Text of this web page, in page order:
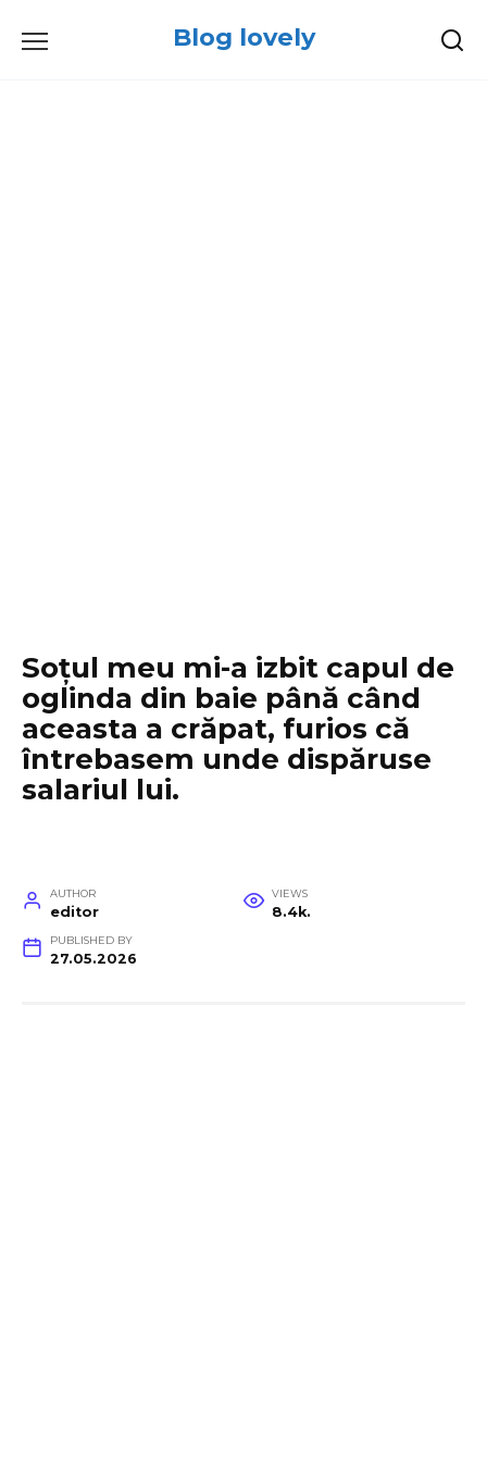
Blog lovely
Soțul meu mi-a izbit capul de
oglinda din baie până când
aceasta a crăpat, furios că
întrebasem unde dispăruse
salariul lui.
AUTHOR
editor
VIEWS
8.4k.
PUBLISHED BY
27.05.2026